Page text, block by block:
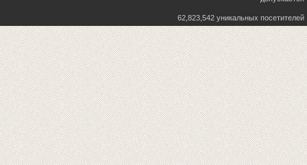
62,823,542 уникальных посетителей